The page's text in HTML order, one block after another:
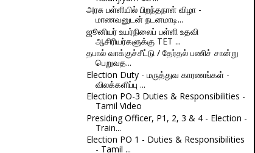
அரசு பள்ளியில் பிறந்தநாள் விழா -
மாணவனுடன் நடனமாடி...
ஜூனியர் உயர்நிலைப் பள்ளி உதவி
ஆசிரியர்களுக்கு TET ...
தபால் வாக்குச்சீட்டு / தேர்தல் பணிச் சான்று
பெறுவத...
Election Duty - மருத்துவ காரணங்கள் -
விலக்களிப்பு ...
Election PO-3 Duties & Responsibilities -
Tamil Video
Presiding Officer, P1, 2, 3 & 4 - Election -
Train...
Election PO 1 - Duties & Responsibilities
- Tamil ...